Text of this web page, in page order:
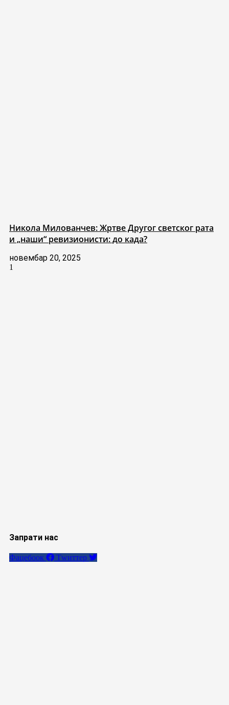
Никола Милованчев: Жртве Другог светског рата
и „наши“ ревизионисти: до када?
новембар 20, 2025
Запрати нас
Фацебоок Тwиттер